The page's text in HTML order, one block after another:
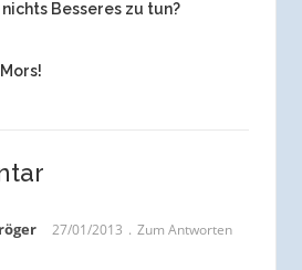
Besseres zu tun?
27/01/2013
Zum Antworten